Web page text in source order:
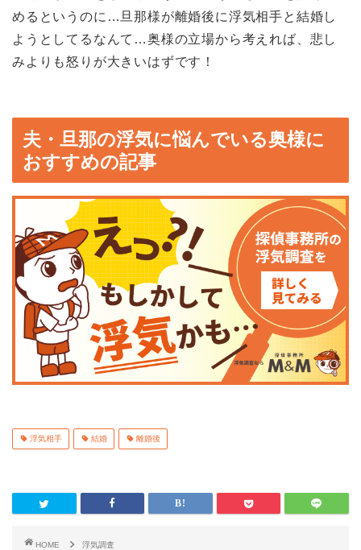
めるというのに…旦那様が離婚後に浮気相手と結婚し
ようとしてるなんて…奥様の立場から考えれば、悲し
みよりも怒りが大きいはずです！
夫・旦那の浮気に悩んでいる奥様に
おすすめの記事
浮気相手 結婚 離婚後
HOME
浮気調査